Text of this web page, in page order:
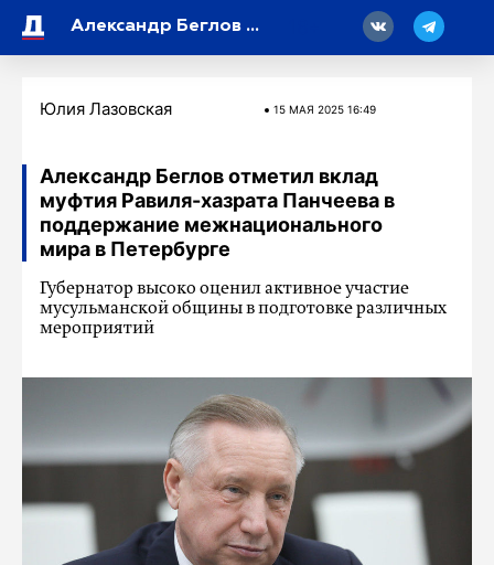
Александр Беглов отметил вклад муфтия Равиля-хазрата Панчеева в поддержание межнационального мира в Петербурге
Юлия Лазовская 15 МАЯ 2025 16:49
Александр Беглов отметил вклад
муфтия Равиля-хазрата Панчеева в
поддержание межнационального
мира в Петербурге
Губернатор высоко оценил активное участие
мусульманской общины в подготовке различных
мероприятий